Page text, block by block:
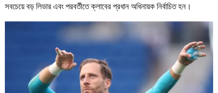
সবচেয়ে বড় লিডার এবং পরবর্তীতে ক্লাবের প্রধান অধিনায়ক নির্বাচিত হন।